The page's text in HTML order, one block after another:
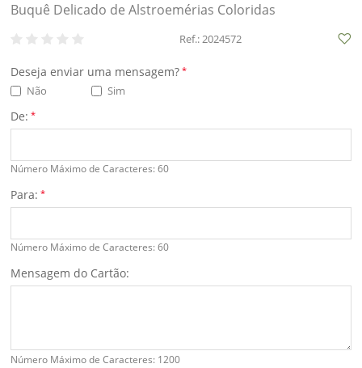
Buquê Delicado de Alstroemérias Coloridas
Ref.: 2024572
*
Deseja enviar uma mensagem?
Não Sim
*
De:
Número Máximo de Caracteres: 60
*
Para:
Número Máximo de Caracteres: 60
Mensagem do Cartão:
Número Máximo de Caracteres: 1200